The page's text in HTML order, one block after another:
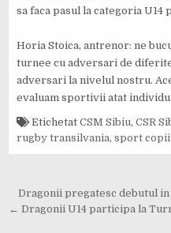
sa faca pasul la categoria U14
Horia Stoica, antrenor: ne
turnee cu adversari de
adversari la nivelul nostru.
evaluam sportivii atat
EtichetatCSM Sibiu,CSR
rugby transilvania,sport copii
Navigare
în
Dragonii pregatesc debutul
← Dragonii U14 participa la